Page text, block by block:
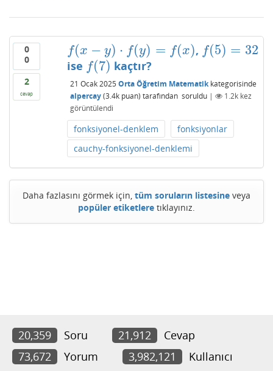
0
0
2
cevap
f(x − y) ⋅ f(y) = f(x)
f(x−y )⋅f y)= f( x) , f(5) = 32
f(5)=32
ise f(7)
f(7) kaçtır?
21 Ocak 2025 Orta Öğretim Matematikkategorisinde
alpercay (3.4kpuan) tarafından soruldu | 1.2kkez
görüntülendi
fonksiyonel-denklem
fonksiyonlar
cauchy-fonksiyonel-denklemi
Daha fazlasını görmek için, tüm soruların listesine veya
popüler etiketlere tıklayınız.
20,359 Soru 21,912
Cevap
73,672
Yorum 3,982,121 Kullanıcı